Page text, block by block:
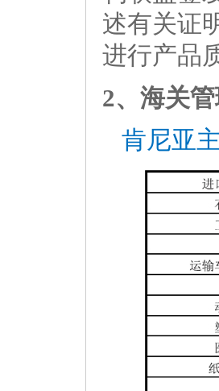
述有关证
进行产品
2、海关
肯尼亚